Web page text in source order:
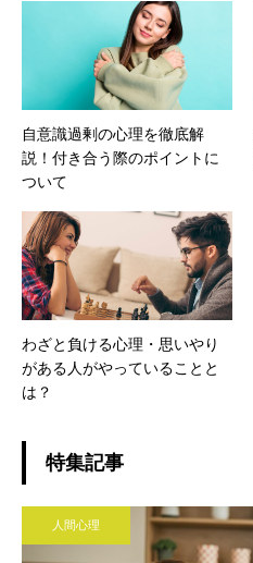
自意識過剰の心理を徹底解
説！付き合う際のポイントに
ついて
わざと負ける心理・思いやり
がある人がやっていることと
は？
特集記事
人間心理